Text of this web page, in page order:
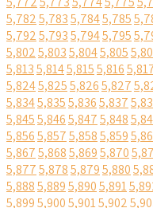
5,7825,7835,7845,785
5,7925,7935,7945,795
5,8025,8035,8045,805
5,8135,8145,8155,816
5,8245,8255,8265,827
5,8345,8355,8365,837
5,8455,8465,8475,848
5,8565,8575,8585,859
5,8675,8685,8695,870
5,8775,8785,8795,880
5,8885,8895,8905,891
5,8995,9005,9015,902